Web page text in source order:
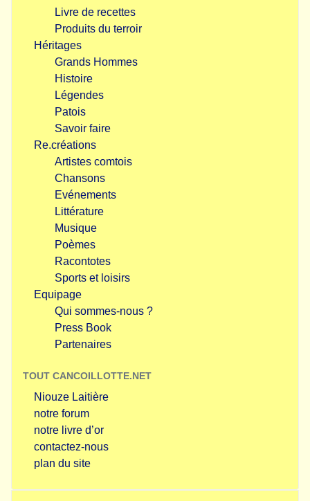
Livre de recettes
Produits du terroir
Héritages
Grands Hommes
Histoire
Légendes
Patois
Savoir faire
Re.créations
Artistes comtois
Chansons
Evénements
Littérature
Musique
Poèmes
Racontotes
Sports et loisirs
Equipage
Qui sommes-nous ?
Press Book
Partenaires
TOUT CANCOILLOTTE.NET
Niouze Laitière
notre forum
notre livre d’or
contactez-nous
plan du site